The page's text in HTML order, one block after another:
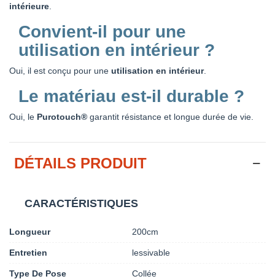
intérieure
Convient-il pour une
utilisation en intérieur ?
Oui, il est conçu pour une utilisation en intérieur.
Le matériau est-il durable ?
Oui, le Purotouch® garantit résistance et longue durée de vie.
DÉTAILS PRODUIT
CARACTÉRISTIQUES
Longueur 200cm
Entretien lessivable
Type De Pose Collée